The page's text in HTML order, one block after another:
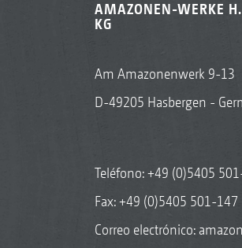
AMAZONEN-WERKE
KG
Am Amazonenwerk 9-13
D-49205 Hasbergen -
Teléfono:+49 (0)5405
Fax: +49 (0)5405 501-147
Correo electrónico: